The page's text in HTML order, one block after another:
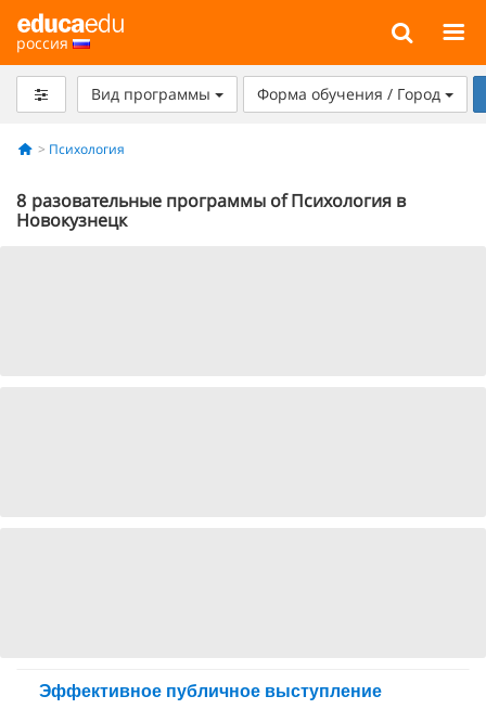
россия
Вид программы Форма обучения / Город
Психология
8 разовательные программы of Психология в
Новокузнецк
Эффективное публичное выступление